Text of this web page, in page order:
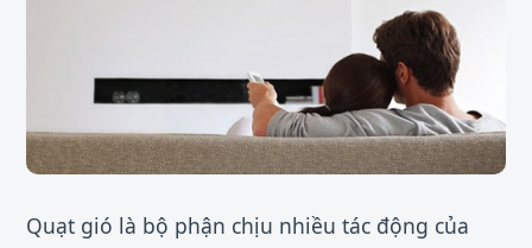
Quạt gió là bộ phận chịu nhiều tác động của